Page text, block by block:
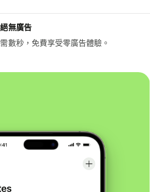
無廣告
數秒，免費享受零廣告體驗。